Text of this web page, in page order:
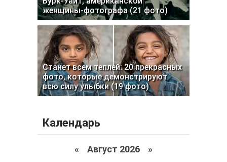
женщины-фотографа (21 фото)
Станет всем теплей: 20 прекрасных
фото, которые демонстрируют
всю силу улыбки (19 фото)
Календарь
« Август 2026 »